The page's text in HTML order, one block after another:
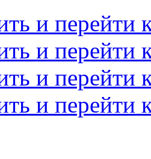
и перейти
и перейти
и перейти
и перейти